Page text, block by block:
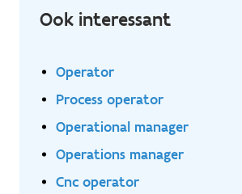
eerste lijnsonderhoud uit aan de
verpakkingsinstallaties en werk je
processen te waarborgen. Je draagt bij
de hoogste kwaliteitsstandaarden
Ook interessant
Operator
Process operator
Operational manager
Operations manager
Cnc operator